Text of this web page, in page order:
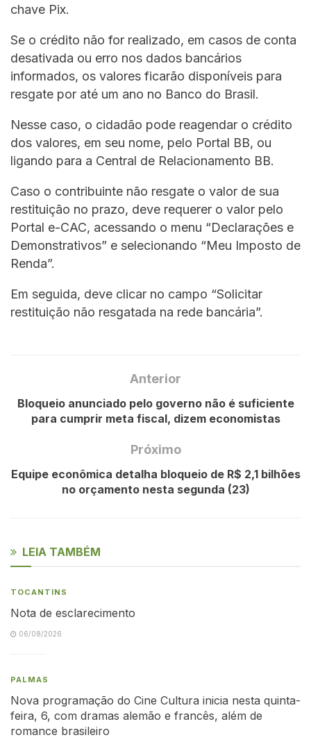
chave Pix.
Se o crédito não for realizado, em casos de conta
desativada ou erro nos dados bancários
informados, os valores ficarão disponíveis para
resgate por até um ano no Banco do Brasil.
Nesse caso, o cidadão pode reagendar o crédito
dos valores, em seu nome, pelo Portal BB, ou
ligando para a Central de Relacionamento BB.
Caso o contribuinte não resgate o valor de sua
restituição no prazo, deve requerer o valor pelo
Portal e-CAC, acessando o menu “Declarações e
Demonstrativos” e selecionando “Meu Imposto de
Renda”.
Em seguida, deve clicar no campo “Solicitar
restituição não resgatada na rede bancária”.
Anterior
Bloqueio anunciado pelo governo não é suficiente
para cumprir meta fiscal, dizem economistas
Próximo
Equipe econômica detalha bloqueio de R$ 2,1 bilhões
no orçamento nesta segunda (23)
LEIA TAMBÉM
TOCANTINS
Nota de esclarecimento
06/08/2026
PALMAS
Nova programação do Cine Cultura inicia nesta quinta-
feira, 6, com dramas alemão e francês, além de
romance brasileiro